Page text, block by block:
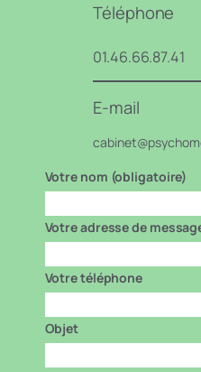
Téléphone
01.46.66.87.41
E-mail
Votre nom (obligatoire)
Votre adresse de
Votre téléphone
Objet